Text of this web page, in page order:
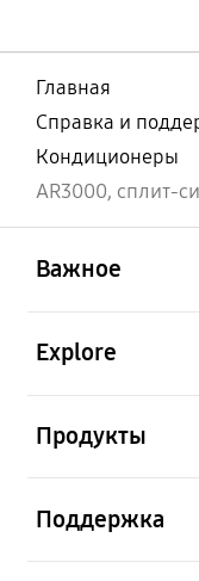
Главная
Справка и
Кондиционеры
AR3000, сплит-
Важное
Explore
Продукты
Поддержка